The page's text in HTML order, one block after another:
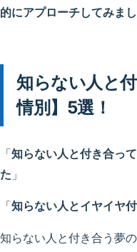
的にアプローチしてみまし
知らない人と
情別】5選！
「知らない人と付き合っ
た 」
「 知らない人とイヤイヤ
知らない人と付き合う夢